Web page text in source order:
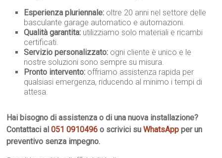
Esperienza pluriennale: oltre 20 anni nel settore delle
basculante garage automatico e automazioni.
Qualità garantita: utilizziamo solo materiali e ricambi
certificati.
Servizio personalizzato: ogni cliente è unico e le
nostre soluzioni sono sempre su misura.
Pronto intervento: offriamo assistenza rapida per
qualsiasi emergenza, riducendo al minimo i tempi di
attesa.
Hai bisogno di assistenza o di una nuova installazione?
Contattaci al051 0910496 o scrivici suWhatsApp per un
preventivo senza impegno.